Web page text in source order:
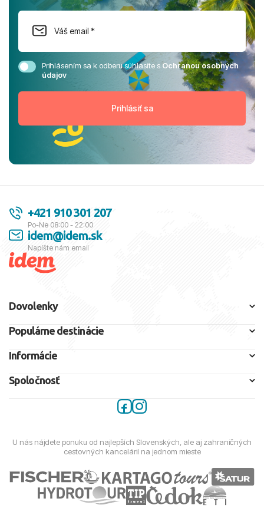
Prihlásením sa k odberu súhlasíte sOchranou osobných
údajov
+421 910 301 207
Po-Ne 08:00 - 22:00
idem@idem.sk
Napíšte nám email
Dovolenky
Populárne destinácie
Informácie
Spoločnosť
U nás nájdete ponuku od najlepších Slovenských, ale aj zahraničných
cestovných kancelárií na jednom mieste